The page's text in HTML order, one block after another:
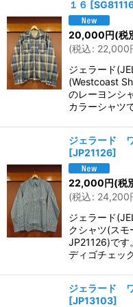
１６ [
20,000円(税
(税込: 22,000
ジェラード
(Westcoast
のレーヨンシ
カラーシャツ
ジェラード
[JP21126]
22,000円(税
(税込: 24,200
ジェラード
クシャツ(スモ
JP21126)です
ディゴチェッ
ジェラード
[JP13103]